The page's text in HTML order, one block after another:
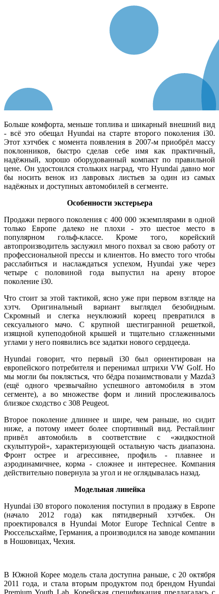
Больше комфорта, меньше топлива и шикарный внешний вид
- всё это обещал Hyundai на старте второго поколения i30.
Этот хэтчбек с момента появления в 2007-м приобрёл массу
поклонников, быстро сделав себе имя как практичный,
надёжный, хорошо оборудованный компакт по правильной
цене. Он удостоился стольких наград, что Hyundai давно мог
бы носить венок из лавровых листьев за один из самых
надёжных и доступных автомобилей в сегменте.
Особенности экстерьера
Продажи первого поколения с 400 000 экземплярами в одной
только Европе далеко не плохи - это шестое место в
популярном гольф-классе. Кроме того, корейский
автопроизводитель заслужил много похвал за свою работу от
профессиональной прессы и клиентов. Но вместо того чтобы
расслабиться и наслаждаться успехом, Hyundai уже через
четыре с половиной года выпустил на арену второе
поколение i30.
Что стоит за этой тактикой, ясно уже при первом взгляде на
хэтч. Оригинальный вариант выглядел безобидным.
Скромный и слегка неуклюжий кореец превратился в
сексуального мачо. С крупной шестигранной решеткой,
изящной купеподобной крышей и тщательно сглаженными
углами у него появились все задатки нового сердцееда.
Hyundai говорит, что первый i30 был ориентирован на
европейского потребителя и перенимал штрихи VW Golf. Но
мы могли бы поклясться, что бёдра позаимствовали у Mazda3
(ещё одного чрезвычайно успешного автомобиля в этом
сегменте), а во множестве форм и линий прослеживалось
близкое сходство с 308 Peugeot.
Второе поколение длиннее и шире, чем раньше, но сидит
ниже, а потому имеет более спортивный вид. Рестайлинг
привёл автомобиль в соответствие с «жидкостной
скульптурой», характеризующей остальную часть диапазона.
Фронт острее и агрессивнее, профиль - плавнее и
аэродинамичнее, корма - сложнее и интереснее. Компания
действительно повернула за угол и не оглядывалась назад.
Модельная линейка
Hyundai i30 второго поколения поступил в продажу в Европе
(начало 2012 года) как пятидверный хэтчбек. Он
проектировался в Hyundai Motor Europe Technical Centre в
Рюссельсхайме, Германия, а производился на заводе компании
в Ношовицах, Чехия.
В Южной Корее модель стала доступна раньше, с 20 октября
2011 года, и стала вторым продуктом под брендом Hyundai